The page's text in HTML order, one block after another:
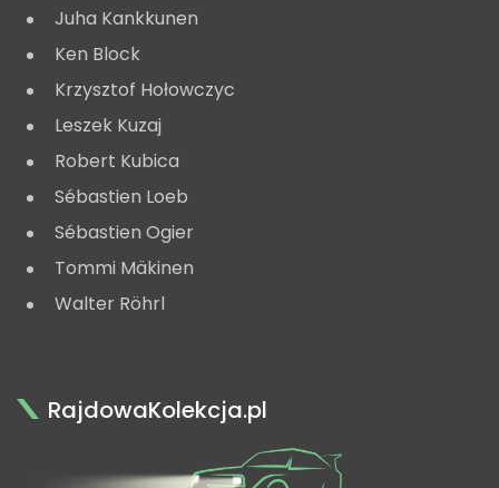
Juha Kankkunen
Ken Block
Krzysztof Hołowczyc
Leszek Kuzaj
Robert Kubica
Sébastien Loeb
Sébastien Ogier
Tommi Mäkinen
Walter Röhrl
RajdowaKolekcja.pl